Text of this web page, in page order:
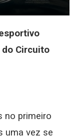
do Circuito
no primeiro
uma vez se